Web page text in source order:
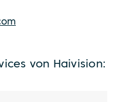
von Haivision: